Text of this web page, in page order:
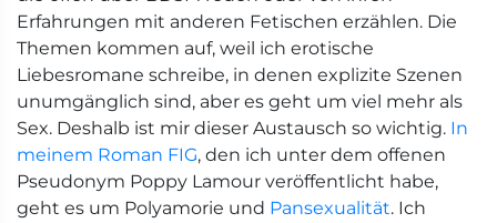
Erfahrungen mit anderen Fetischen erzählen. Die
Themen kommen auf, weil ich erotische
Liebesromane schreibe, in denen explizite Szenen
unumgänglich sind, aber es geht um viel mehr als
Sex. Deshalb ist mir dieser Austausch so wichtig. In
meinem Roman FIG, den ich unter dem offenen
Pseudonym Poppy Lamour veröffentlicht habe,
geht es um Polyamorie und Pansexualität. Ich